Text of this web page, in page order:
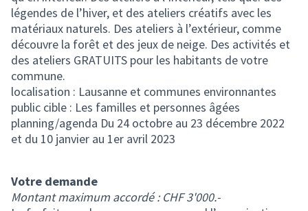
légendes de l’hiver, et des ateliers créatifs avec les
matériaux naturels. Des ateliers à l’extérieur, comme
découvre la forêt et des jeux de neige. Des activités et
des ateliers GRATUITS pour les habitants de votre
commune.
localisation : Lausanne et communes environnantes
public cible : Les familles et personnes âgées
planning/agenda Du 24 octobre au 23 décembre 2022
et du 10 janvier au 1er avril 2023
Votre demande
Montant maximum accordé : CHF 3'000.-